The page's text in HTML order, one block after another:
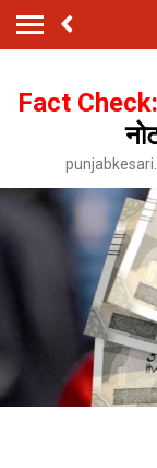
Fact